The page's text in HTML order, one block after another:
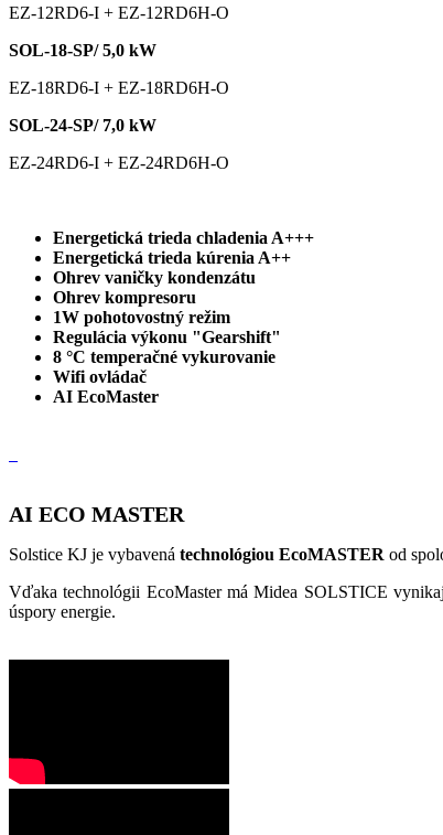
EZ-12RD6-I + EZ-12RD6H-O
SOL-18-SP/ 5,0 kW
EZ-18RD6-I + EZ-18RD6H-O
SOL-24-SP/ 7,0 kW
EZ-24RD6-I + EZ-24RD6H-O
Energetická trieda chladenia A+++
Energetická trieda kúrenia A++
Ohrev vaničky kondenzátu
Ohrev kompresoru
1W pohotovostný režim
Regulácia výkonu "Gearshift"
8 °C temperačné vykurovanie
Wifi ovládač
AI EcoMaster
AI ECO MASTER
Solstice KJ je vybavená technológiou EcoMASTER od
Vďaka technológii EcoMaster má Midea SOLSTICE
úspory energie.